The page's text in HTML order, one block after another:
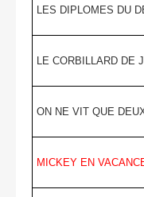
LES DIPLOMES DU
LE CORBILLARD DE
ON NE VIT QUE
MICKEY EN